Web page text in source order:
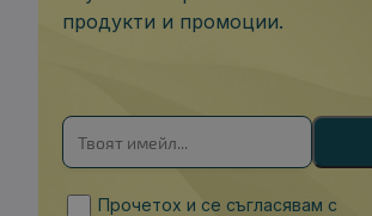
продукти и промоции.
Прочетох и се съгласявам с